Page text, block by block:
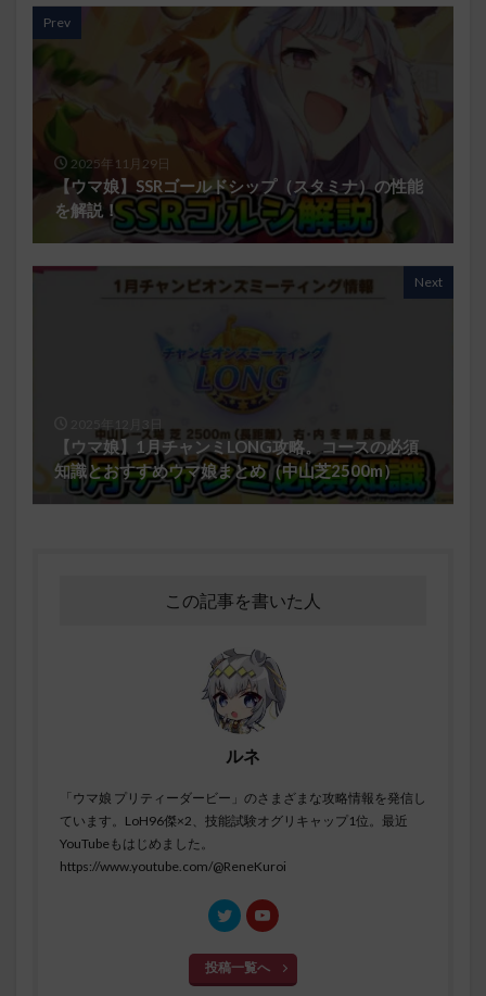
Prev
2025年11月29日
【ウマ娘】SSRゴールドシップ（スタミナ）の性能
を解説！
Next
【ウマ娘】1月チャンミLONG攻略。コースの必須
知識とおすすめウマ娘まとめ（中山芝2500m）
この記事を書いた人
ルネ
「ウマ娘 プリティーダービー」のさまざまな攻略情報を発信し
ています。LoH96傑×2、技能試験オグリキャップ1位。最近
YouTubeもはじめました。
https://www.youtube.com/@ReneKuroi
投稿一覧へ